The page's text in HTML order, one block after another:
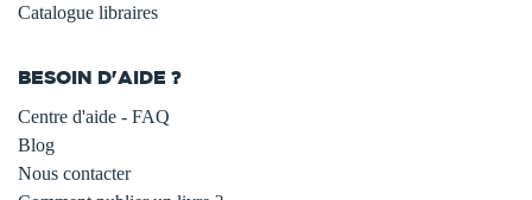
Catalogue libraires
BESOIN D'AIDE ?
Centre d'aide - FAQ
Blog
Nous contacter